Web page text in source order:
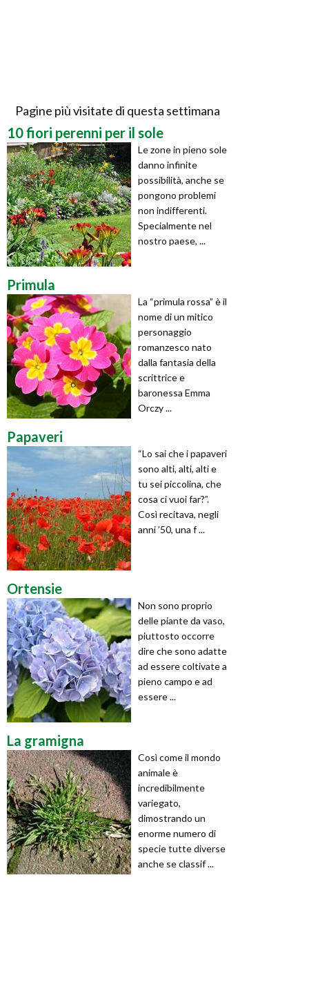
Pagine più visitate di questa settimana
10 fiori perenni per il sole
Le zone in pieno sole
danno infinite
possibilità, anche se
pongono problemi
non indifferenti.
Specialmente nel
nostro paese, ...
Primula
La “primula rossa” è il
nome di un mitico
personaggio
romanzesco nato
dalla fantasia della
scrittrice e
baronessa Emma
Orczy ...
Papaveri
“Lo sai che i papaveri
sono alti, alti, alti e
tu sei piccolina, che
cosa ci vuoi far?”.
Così recitava, negli
anni ’50, una f ...
Ortensie
Non sono proprio
delle piante da vaso,
piuttosto occorre
dire che sono adatte
ad essere coltivate a
pieno campo e ad
essere ...
La gramigna
Così come il mondo
animale è
incredibilmente
variegato,
dimostrando un
enorme numero di
specie tutte diverse
anche se classif ...